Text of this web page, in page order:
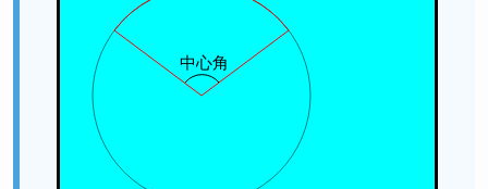
中心角